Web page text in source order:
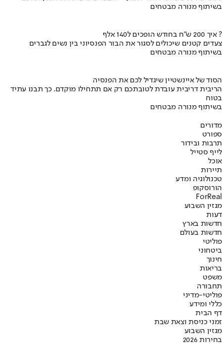
בשיתוף מנורה מבטחים
איך 200 ש"ח בחודש הופכים ל140 אלף ?
צעדים קטנים שיכולים לסגור את הבור הפנסיוני בין נשים לגברים
בשיתוף מנורה מבטחים
הסוד של איינשטיין שיגדיל לכם את הפנסיה
הריבית דריבית עובדת לטובתכם רק אם תתחילו מוקדם. כך תבנו עתיד
בטוח
בשיתוף מנורה מבטחים
מדורים
ספורט
תרבות ובידור
לייף סטייל
אוכל
תיירות
טכנולוגיה ומדע
הורוסקופ
ForReal
מגזין השבוע
דעות
חדשות בארץ
חדשות בעולם
פוליטי
ביטחוני
חינוך
בריאות
משפט
תחבורה
פוליטי-מדיני
כללי ומידע
דף הבית
זמני כניסת וצאת שבת
מגזין השבוע
בחירות 2026